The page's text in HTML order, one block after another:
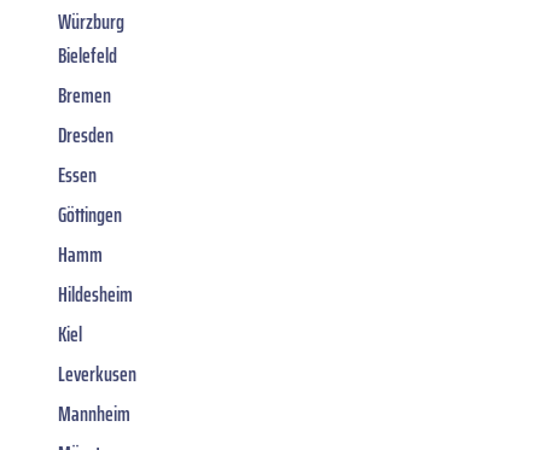
Würzburg
Bielefeld
Bremen
Dresden
Essen
Göttingen
Hamm
Hildesheim
Kiel
Leverkusen
Mannheim